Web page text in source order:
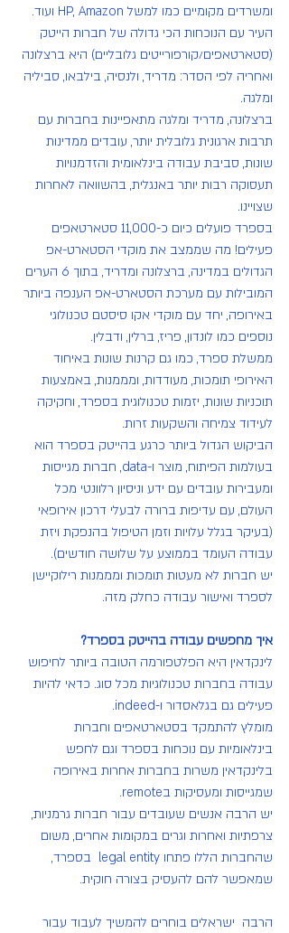
ומשרדים מקומיים כמו למשל HP, Amazon ועוד.
העיר עם הנוכחות הכי גדולה של חברות הייטק
(סטארטאפים/קורפורייטים גלובליים) היא ברצלונה
ואחריה לפי הסדר: מדריד, ולנסיה, בילבאו, סביליה
ומלגה.
ברצלונה, מדריד ומלגה מתאפיינות בחברות עם
תרבות ארגונית גלובלית יותר, עובדים ממדינות
שונות, סביבת עבודה בינלאומית והזדמנויות
תעסוקה רבות יותר באנגלית, בהשוואה לאחרות
שצויינו.
בספרד פועלים כיום כ-11,000 סטארטאפים
פעילים! מה שממצב את מוקדי הסטארט-אפ
הגדולים במדינה, ברצלונה ומדריד, בתוך 6 הערים
המובילות עם מערכת הסטארט-אפ הענפה ביותר
באירופה, יחד עם מוקדי אקו סיסטם טכנולוגי
נוספים כמו לונדון, פריז, ברלין, ודבלין.
ממשלת ספרד, כמו גם קרנות שונות באיחוד
האירופי תומכות, מעודדות, ומממנות, באמצעות
תוכניות שונות, יזמות טכנולוגית בספרד, וחקיקה
לעידוד צמיחה והשקעות זרות.
הביקוש הגדול ביותר כרגע בהייטק בספרד הוא
בעולמות הפיתוח, מוצר ו-data, חברות מגייסות
ומעבירות עובדים עם ידע וניסיון רלוונטי מכל
העולם, עם עדיפות ברורה לבעלי דרכון אירופאי
(בעיקר בגלל עלויות וזמן הטיפול בהנפקת ויזת
עבודה העומד בממוצע על שלושה חודשים).
יש חברות לא מעטות תומכות ומממנות רילוקיישן
לספרד ואישור עבודה כחלק מזה.
איך מחפשים עבודה בהייטק בספרד?
לינקדאין היא הפלטפורמה הטובה ביותר לחיפוש
עבודה בחברות טכנולוגיות מכל סוג. כדאי להיות
פעילים גם בגלאסדור ו-indeed.
מומלץ להתמקד בסטארטאפים וחברות
בינלאומיות עם נוכחות בספרד וגם לחפש
בלינקדאין משרות בחברות אחרות באירופה
שמגייסות ומעסיקות בremote.
יש הרבה אנשים שעובדים עבור חברות גרמניות,
צרפתיות ואחרות וגרים במקומות אחרים, משום
שהחברות הללו פתחו legal entity  בספרד,
שמאפשר להם להעסיק בצורה חוקית.
הרבה  ישראלים בוחרים להמשיך לעבוד עבור